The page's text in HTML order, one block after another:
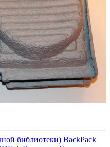
библиотеки) BackPack